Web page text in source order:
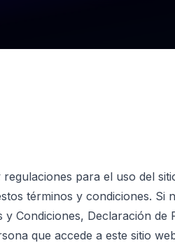
para el uso del
términos y condiciones.
Condiciones, Declaración
que accede a este sitio